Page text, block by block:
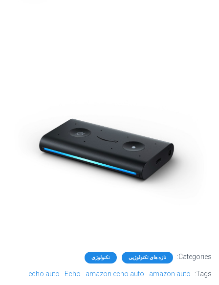
Categories: تازه های تکنولوژیی تکنولوژی
Tags:
amazon auto
amazon echo auto
Echo
echo auto